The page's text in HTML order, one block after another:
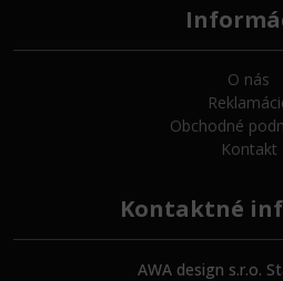
O nás
Obchodné
Kontakt
Kontaktné
AWA design s.r.o.